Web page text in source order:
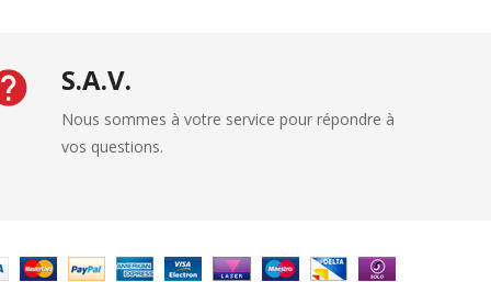
S.A.V.
Nous sommes à votre service pour répondre à
vos questions.